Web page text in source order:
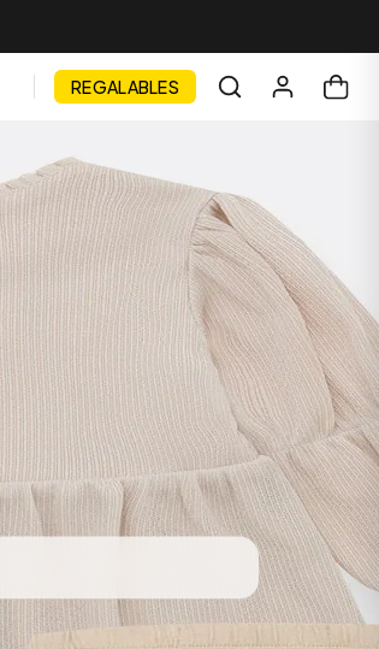
REGALABLES